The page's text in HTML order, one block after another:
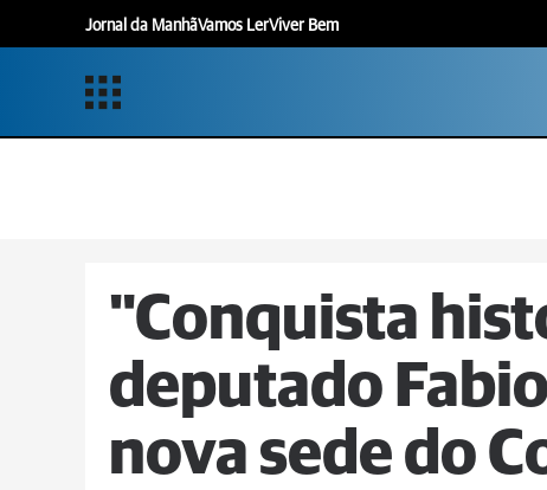
Jornal da ManhãVamos LerViver Bem
"Conquista
deputado
nova sede do